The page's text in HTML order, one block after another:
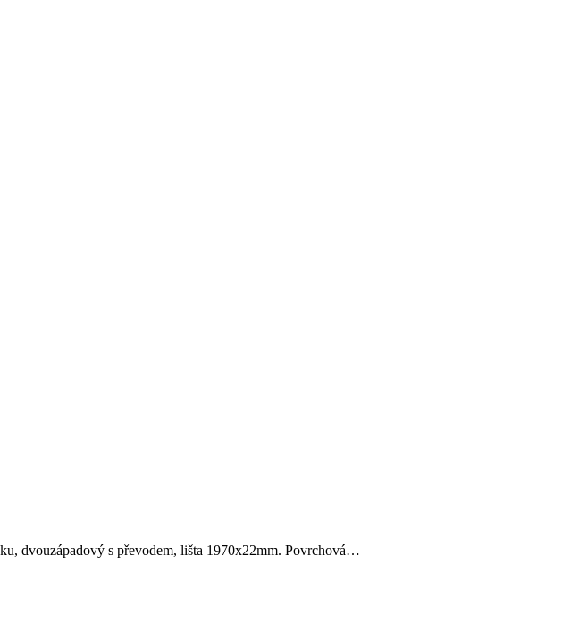
dvouzápadový s převodem, lišta 1970x22mm. Povrchová…